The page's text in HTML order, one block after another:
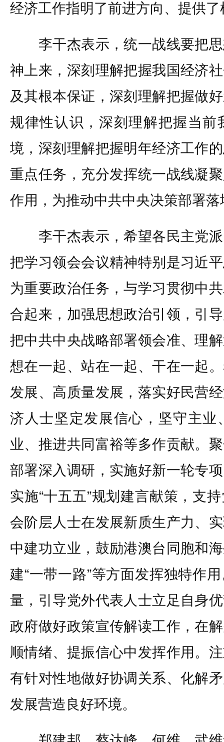
经济工作指明了前进方向、提供
李干杰表示，统一战线要把思
神上来，深刻理解把握我国经济
及其根本保证，深刻理解把握做
规律性认识，深刻理解把握当前
境，深刻理解把握明年经济工作
重点任务，充分发挥统一战线凝
作用，为推动中共中央决策部署
李干杰表示，希望各民主党派
把学习领会会议精神特别是习近
为重要政治任务，与学习贯彻中
合起来，加强思想政治引领，引
把中共中央战略部署领会准、理
想在一起、站在一起、干在一起
发展、高质量发展，落实好民营
济人士坚定发展信心，坚守主业
业、推进共同富裕等多作贡献。
部署深入调研，实施好新一轮专
实施“十五五”规划建言献策，支
会阶层人士在发展新质生产力、
中建功立业，鼓励港澳台同胞和
建“一带一路”等方面发挥独特作
量，引导党外代表人士立足自身
政府做好政策宣传解读工作，在
顺情绪、提振信心中发挥作用。
有针对性地做好协调关系、化解
发展营造良好环境。